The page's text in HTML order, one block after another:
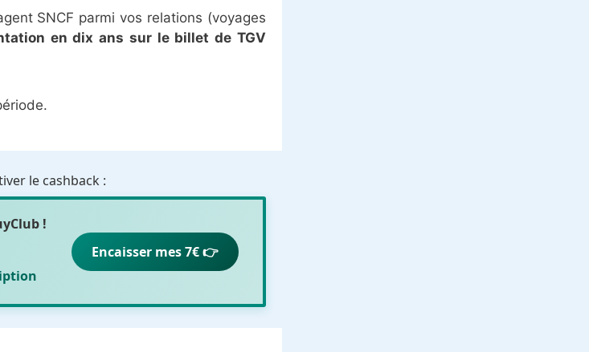
SNCF parmi vos relations (voyages
en dix ans sur le billet de TGV
le cashback :
!
Encaisser mes 7€ 👉